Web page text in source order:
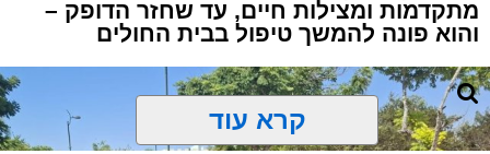
מתקדמות ומצילות חיים, עד שחזר הדופק –
והוא פונה להמשך טיפול בבית החולים
קרא עוד